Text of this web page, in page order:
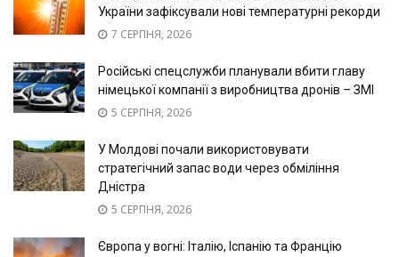
України зафіксували нові температурні рекорди
7 СЕРПНЯ, 2026
Російські спецслужби планували вбити главу
німецької компанії з виробництва дронів – ЗМІ
5 СЕРПНЯ, 2026
У Молдові почали використовувати
стратегічний запас води через обміління
Дністра
5 СЕРПНЯ, 2026
Європа у вогні: Італію, Іспанію та Францію